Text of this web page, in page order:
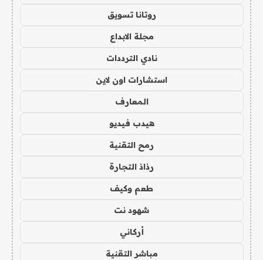
روتانا تسويق
مجلة الابداع
نادي الترددات
استشارات اون لاين
المعارف
هيدب فيديو
رمح التقنية
رذاذ التجارة
طعم وكيف
شهود نت
أركاني
مباشر التقنية